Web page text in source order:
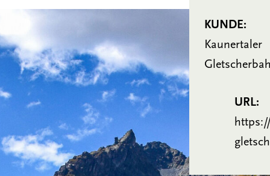
KUNDE:
Kaunertaler
URL: